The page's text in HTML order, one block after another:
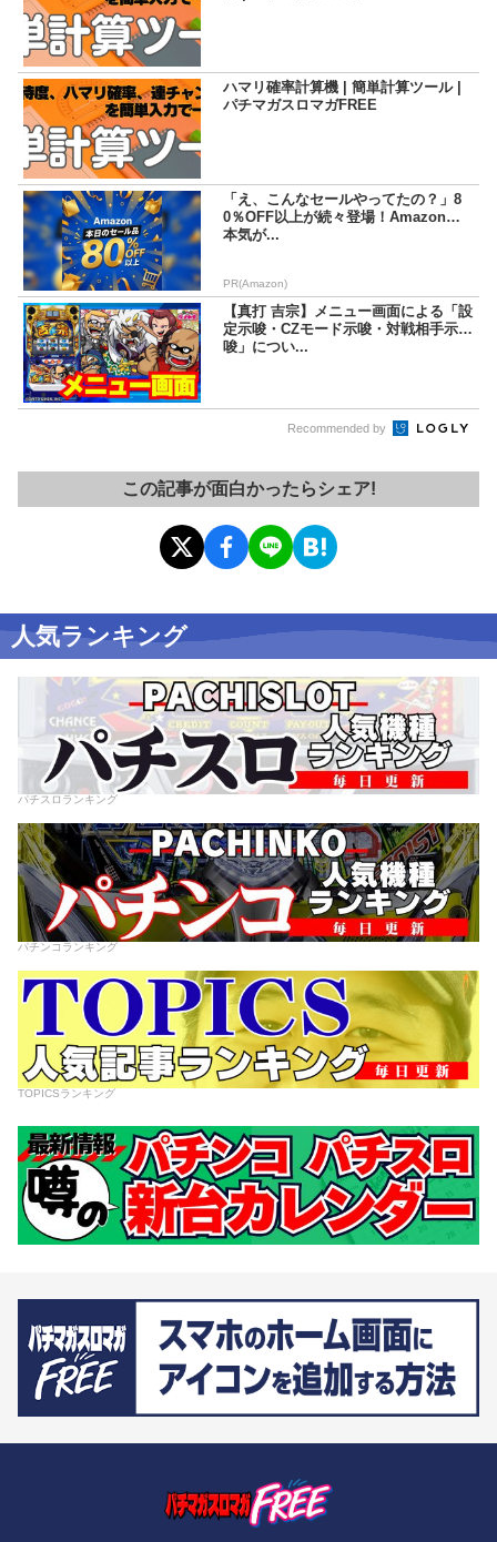
ハマリ確率計算機 | 簡単計算ツール |
パチマガスロマガFREE
「え、こんなセールやってたの？」8
0％OFF以上が続々登場！Amazonの
本気が...
PR(Amazon)
【真打 吉宗】メニュー画面による「設
定示唆・CZモード示唆・対戦相手示
唆」につい...
Recommended by
この記事が面白かったらシェア!
人気ランキング
パチスロランキング
パチンコランキング
TOPICSランキング